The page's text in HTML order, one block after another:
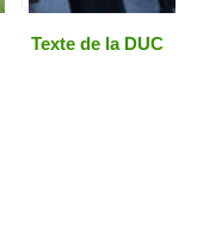
Texte de la DUC